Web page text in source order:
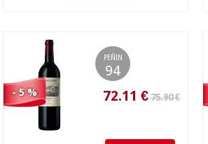
- 5 %
PEÑIN
94